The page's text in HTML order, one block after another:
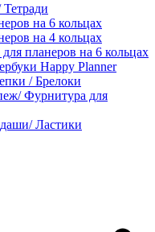
на 6 кольцах
на 4 кольцах
планеров на 6 кольцах
Happy Planner
/ Брелоки
Фурнитура для
Ластики